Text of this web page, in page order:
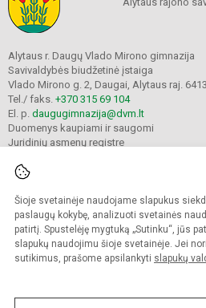
Šioje svetainėje naudojame slapukus
paslaugų kokybę, analizuoti svetainės
patirtį. Spustelėję mygtuką „Sutinku“, jūs
slapukų naudojimu šioje svetainėje. Jei
sutikimus, prašome apsilankyti slapukų
Alytaus r. Daugų Vlado Mirono gimnazija
Savivaldybės biudžetinė įstaiga
Vlado Mirono g. 2, Daugai, Alytaus raj.
Tel./ faks. +370 315 69 104
El. p. daugugimnazija@dvm.lt
Duomenys kaupiami ir saugomi
Juridinių asmenų registre
© 2024. Alytaus r. Daugų Vlado Mirono
Kopijuoti turinį be raštiško įstaigos
Prieinamumo paraiška